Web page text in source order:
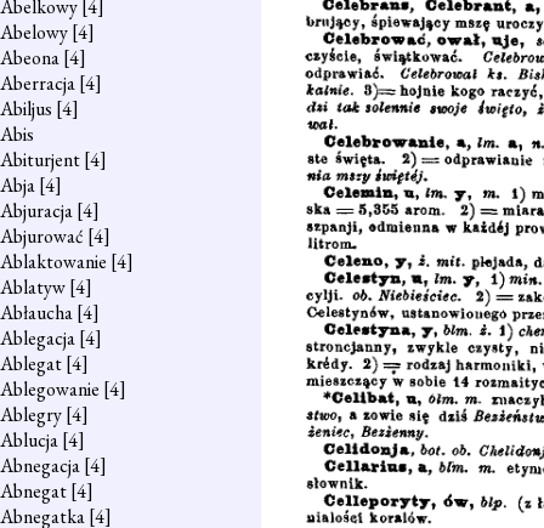
Abelkowy[4]
Abelowy[4]
Abeona[4]
Aberracja[4]
Abiljus [4]
Abis
Abiturjent[4]
Abja[4]
Abjuracja[4]
Abjurować [4]
Ablaktowanie [4]
Ablatyw[4]
Abłaucha[4]
Ablegacja[4]
Ablegat[4]
Ablegowanie [4]
Ablegry[4]
Ablucja[4]
Abnegacja[4]
Abnegat[4]
Abnegatka[4]